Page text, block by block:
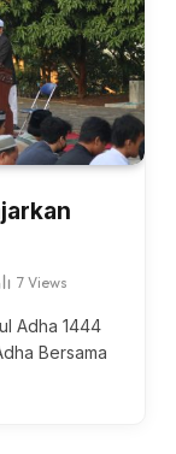
7 Views
Adha 1444
Bersama